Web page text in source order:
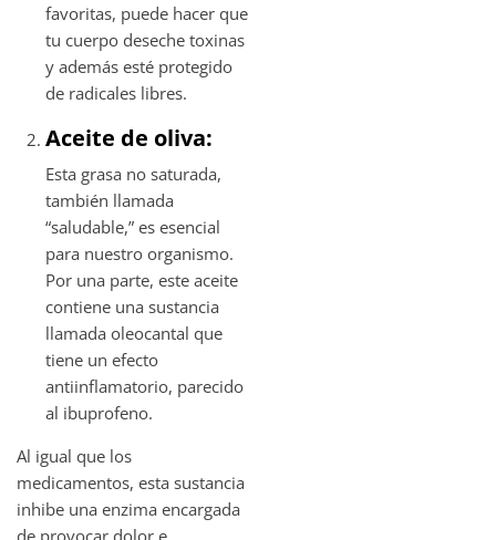
favoritas, puede hacer que
tu cuerpo deseche toxinas
y además esté protegido
de radicales libres.
Aceite de oliva:
Esta grasa no saturada,
también llamada
“saludable,” es esencial
para nuestro organismo.
Por una parte, este aceite
contiene una sustancia
llamada oleocantal que
tiene un efecto
antiinflamatorio, parecido
al ibuprofeno.
Al igual que los
medicamentos, esta sustancia
inhibe una enzima encargada